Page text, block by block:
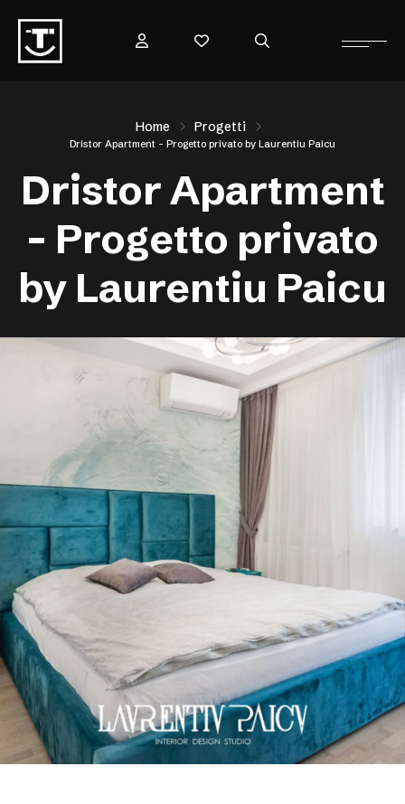
Home Progetti
Dristor Apartment – Progetto privato by Laurentiu Paicu
Dristor Apartment
– Progetto privato
by Laurentiu Paicu